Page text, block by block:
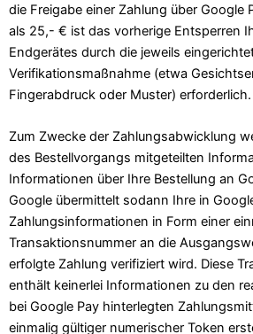
die Freigabe einer Zahlung über Google
als 25,- € ist das vorherige Entsperren
Endgerätes durch die jeweils
Verifikationsmaßnahme (etwa
Fingerabdruck oder Muster) erforderlich.
Zum Zwecke der Zahlungsabwicklung
des Bestellvorgangs mitgeteilten
Informationen über Ihre Bestellung an
Google übermittelt sodann Ihre in
Zahlungsinformationen in Form einer
Transaktionsnummer an die
erfolgte Zahlung verifiziert wird. Diese
enthält keinerlei Informationen zu den
bei Google Pay hinterlegten
einmalig gültiger numerischer Token